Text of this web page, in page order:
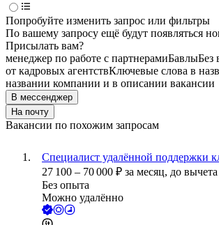
Попробуйте изменить запрос или фильтры
По вашему запросу ещё будут появляться
Присылать вам?
менеджер по работе с партнерамиБавлыБез
от кадровых агентствКлючевые слова в
названии компании и в описании вакансии
В мессенджер
На почту
Вакансии по похожим запросам
Специалист удалённой поддержки
27 100 – 70 000 ₽ за месяц, до
Без опыта
Можно удалённо